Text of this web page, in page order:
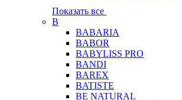
Показать все
B
BABARIA
BABOR
BABYLISS PRO
BANDI
BAREX
BATISTE
BE NATURAL